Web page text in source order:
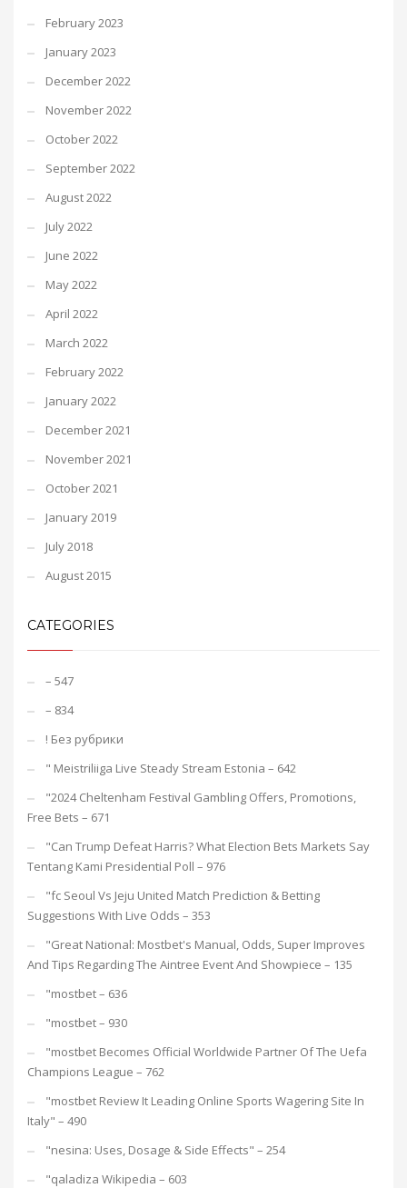
February 2023
January 2023
December 2022
November 2022
October 2022
September 2022
August 2022
July 2022
June 2022
May 2022
April 2022
March 2022
February 2022
January 2022
December 2021
November 2021
October 2021
January 2019
July 2018
August 2015
CATEGORIES
– 547
– 834
! Без рубрики
"️ Meistriliiga Live Steady Stream Estonia – 642
"2024 Cheltenham Festival Gambling Offers, Promotions,
Free Bets – 671
"Can Trump Defeat Harris? What Election Bets Markets Say
Tentang Kami Presidential Poll – 976
"fc Seoul Vs Jeju United Match Prediction & Betting
Suggestions With Live Odds – 353
"Great National: Mostbet's Manual, Odds, Super Improves
And Tips Regarding The Aintree Event And Showpiece – 135
"mostbet – 636
"mostbet – 930
"mostbet Becomes Official Worldwide Partner Of The Uefa
Champions League – 762
"mostbet Review It Leading Online Sports Wagering Site In
Italy" – 490
"nesina: Uses, Dosage & Side Effects" – 254
"qaladiza Wikipedia – 603